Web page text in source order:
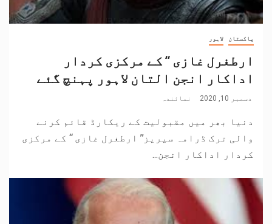
پاکستان لاہور
ارطغرل غازی ‘‘ کے مرکزی کردار
اداکار انجن التان لاہور پہنچ گئے
دسمبر 10, 2020 نمائندہ
دنیا بھر میں مقبولیت کے ریکارڈ قائم کرنے
والی ترک ڈرامہ سیریز’’ ارطغرل غازی ‘‘ کے مرکزی
کردار اداکار انجن...